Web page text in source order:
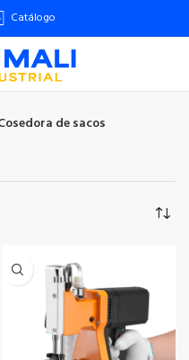
Catálogo
de sacos